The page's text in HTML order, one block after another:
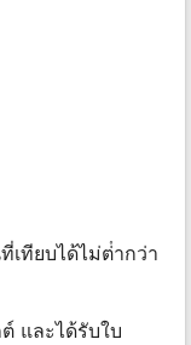
ทียบได้ไม่ต่ํากว่า
และได้รับใบ